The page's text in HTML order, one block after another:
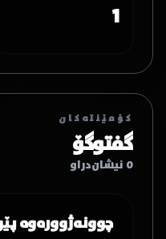
1
کۆمێنتەکان
گفتوگۆ
0 نیشان‌دراو
چوونەژوورەوە